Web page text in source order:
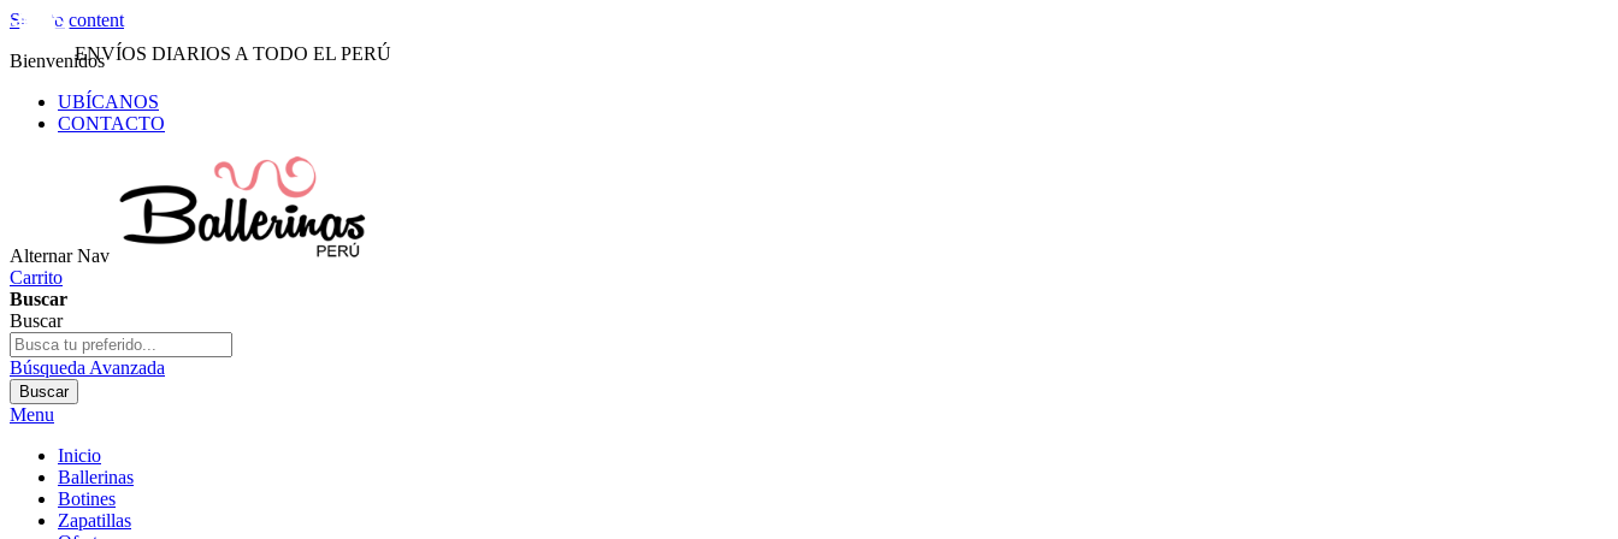
ENVÍOS DIARIOS A TODO EL PERÚ
Skip to content
Bienvenidos
UBÍCANOS
CONTACTO
Alternar Nav
Carrito
Buscar
Buscar
Búsqueda Avanzada
Buscar
Menu
Inicio
Ballerinas
Botines
Zapatillas